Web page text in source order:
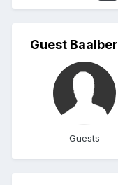
Guest
Guests